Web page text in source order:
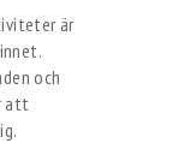
är
och
att